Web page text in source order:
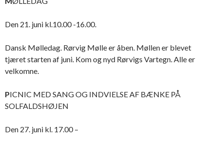
Den 21. juni kl.10.00 -16.00.
Dansk Mølledag. Rørvig Mølle er åben. Møllen er blevet
tjæret starten af juni. Kom og nyd Rørvigs Vartegn. Alle er
velkomne.
PICNIC MED SANG OG INDVIELSE AF BÆNKE PÅ
SOLFALDSHØJEN
Den 27. juni kl. 17.00 –